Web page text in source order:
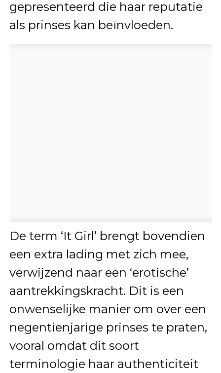
gepresenteerd die haar reputatie
als prinses kan beïnvloeden.
De term ‘It Girl’ brengt bovendien
een extra lading met zich mee,
verwijzend naar een ‘erotische’
aantrekkingskracht. Dit is een
onwenselijke manier om over een
negentienjarige prinses te praten,
vooral omdat dit soort
terminologie haar authenticiteit